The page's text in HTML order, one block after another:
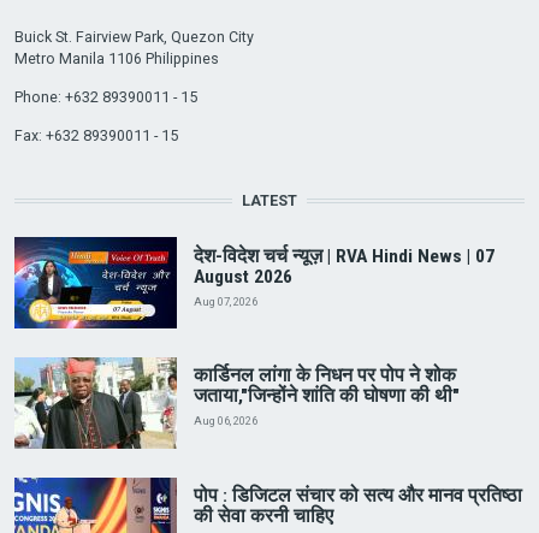
Buick St. Fairview Park, Quezon City
Metro Manila 1106 Philippines
Phone: +632 89390011 - 15
Fax: +632 89390011 - 15
LATEST
देश-विदेश चर्च न्यूज़ | RVA Hindi News | 07
August 2026
Aug 07, 2026
कार्डिनल लांगा के निधन पर पोप ने शोक
जताया,"जिन्होंने शांति की घोषणा की थी"
Aug 06, 2026
पोप : डिजिटल संचार को सत्य और मानव प्रतिष्ठा
की सेवा करनी चाहिए